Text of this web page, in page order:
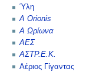
Ύλη
Α Orionis
Α Ωρίωνα
ΑΕΣ
ΑΣΤΡ.Ε.Κ.
Αέριος Γίγαντας